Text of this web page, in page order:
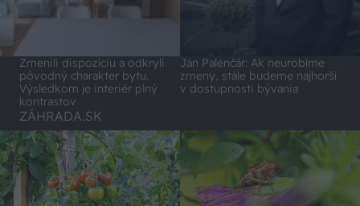
Zmenili dispozíciu a odkryli
pôvodný charakter bytu.
Výsledkom je interiér plný
kontrastov
Ján Palenčár: Ak neurobíme
zmeny, stále budeme najhorší
v dostupnosti bývania
ZÁHRADA.SK